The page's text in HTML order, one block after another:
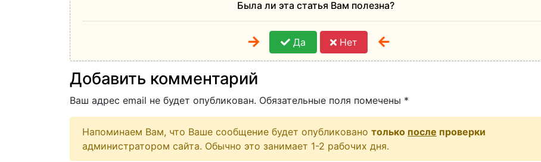
Была ли эта статья Вам полезна?
Да Нет
Добавить комментарий
Ваш адрес email не будет опубликован. Обязательные поля помечены *
Напоминаем Вам, что Ваше сообщение будет опубликовано только после проверки
администратором сайта. Обычно это занимает 1-2 рабочих дня.